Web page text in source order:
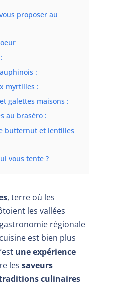
proposer au
:
myrtilles :
galettes maisons :
au braséro :
butternut et lentilles
vous tente ?
, terre où les
les vallées
régionale
est bien plus
une expérience
les saveurs
culinaires